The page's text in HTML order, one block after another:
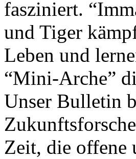
fasziniert.
und Tiger
Leben und
“Mini-Arche”
Unser Bulletin
Zeit, die offene